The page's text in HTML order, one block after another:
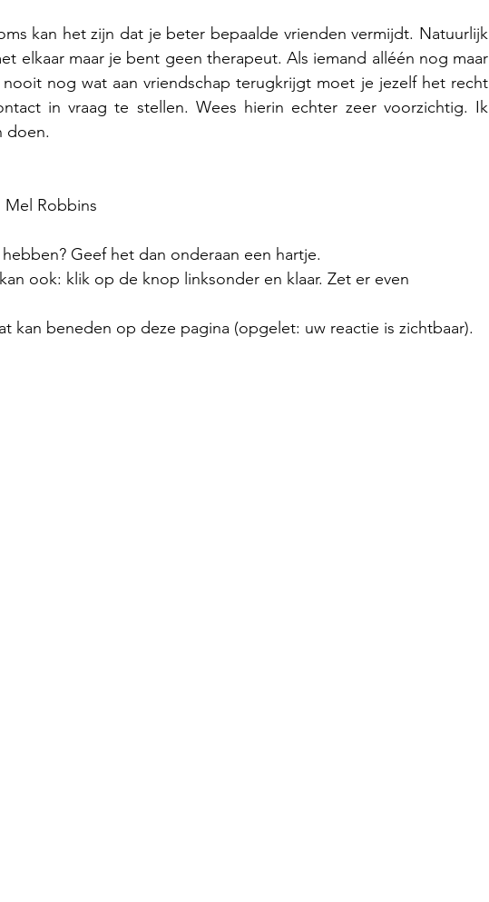
kan het zijn dat je beter bepaalde vrienden vermijdt. Natuurlijk
elkaar maar je bent geen therapeut. Als iemand alléén nog maar
nog wat aan vriendschap terugkrijgt moet je jezelf het recht
in vraag te stellen. Wees hierin echter zeer voorzichtig. Ik
doen.
Mel Robbins
Geef het dan onderaan een hartje.
ook: klik op de knop linksonder en klaar. Zet er even
kan beneden op deze pagina (opgelet: uw reactie is zichtbaar).